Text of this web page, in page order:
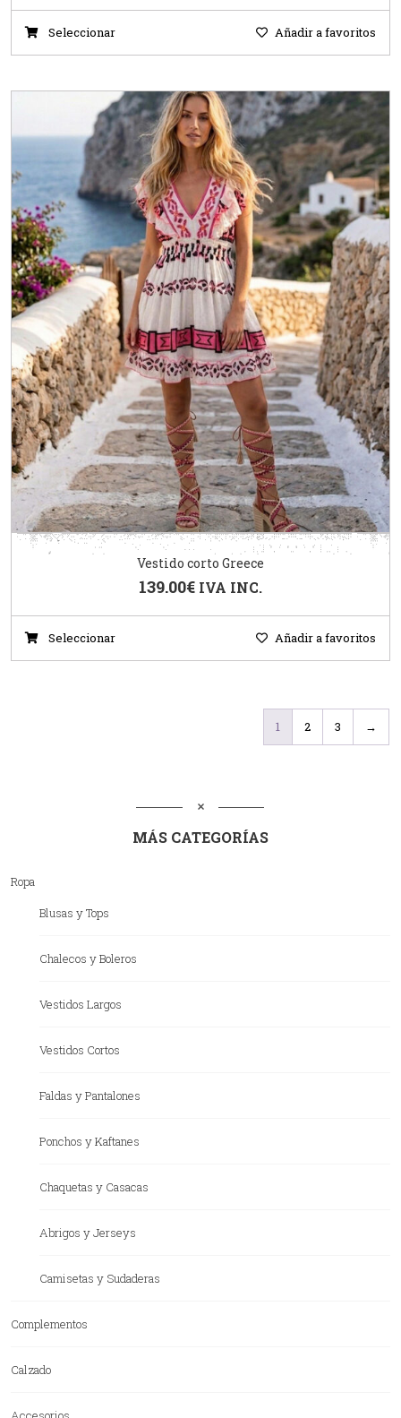
Seleccionar Añadir a favoritos
Vestido corto Greece
139.00€ IVA INC.
Seleccionar Añadir a favoritos
1 2 3 →
MÁS CATEGORÍAS
Ropa
Blusas y Tops
Chalecos y Boleros
Vestidos Largos
Vestidos Cortos
Faldas y Pantalones
Ponchos y Kaftanes
Chaquetas y Casacas
Abrigos y Jerseys
Camisetas y Sudaderas
Complementos
Calzado